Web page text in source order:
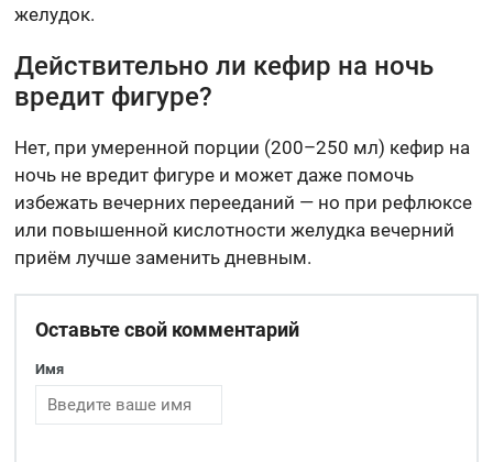
желудок.
Действительно ли кефир на ночь
вредит фигуре?
Нет, при умеренной порции (200–250 мл) кефир на
ночь не вредит фигуре и может даже помочь
избежать вечерних перееданий — но при рефлюксе
или повышенной кислотности желудка вечерний
приём лучше заменить дневным.
Оставьте свой комментарий
Имя